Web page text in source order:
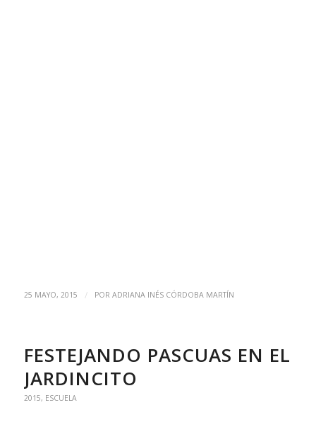
25 MAYO, 2015 / POR ADRIANA INÉS CÓRDOBA MARTÍN
FESTEJANDO PASCUAS EN EL
JARDINCITO
2015, ESCUELA